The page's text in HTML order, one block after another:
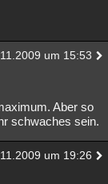
um 15:53
Aber so
schwaches sein.
um 19:26